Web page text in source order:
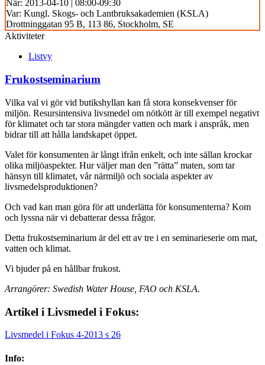
När: 2013-04-10 | 08:00-09:30
Var: Kungl. Skogs- och Lantbruksakademien (KSLA)
Drottninggatan 95 B, 113 86, Stockholm, SE
Aktiviteter
Listvy
Frukostseminarium
Vilka val vi gör vid butikshyllan kan få stora konsekvenser för
miljön. Resursintensiva livsmedel om nötkött är till exempel negativt
för klimatet och tar stora mängder vatten och mark i anspråk, men
bidrar till att hålla landskapet öppet.
Valet för konsumenten är långt ifrån enkelt, och inte sällan krockar
olika miljöaspekter. Hur väljer man den ”rätta” maten, som tar
hänsyn till klimatet, vår närmiljö och sociala aspekter av
livsmedelsproduktionen?
Och vad kan man göra för att underlätta för konsumenterna? Kom
och lyssna när vi debatterar dessa frågor.
Detta frukostseminarium är del ett av tre i en seminarieserie om mat,
vatten och klimat.
Vi bjuder på en hållbar frukost.
Arrangörer: Swedish Water House, FAO och KSLA.
Artikel i Livsmedel i Fokus:
Livsmedel i Fokus 4-2013 s 26
Info: